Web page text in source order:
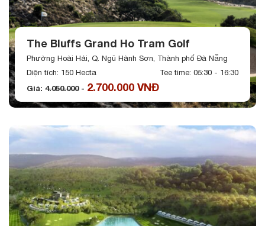
The Bluffs Grand Ho Tram Golf
Phường Hoài Hải, Q. Ngũ Hành Sơn, Thành phố Đà Nẵng
Diện tích: 150 Hecta
Tee time: 05:30 - 16:30
Giá: 4.050.000- 2.700.000 VNĐ